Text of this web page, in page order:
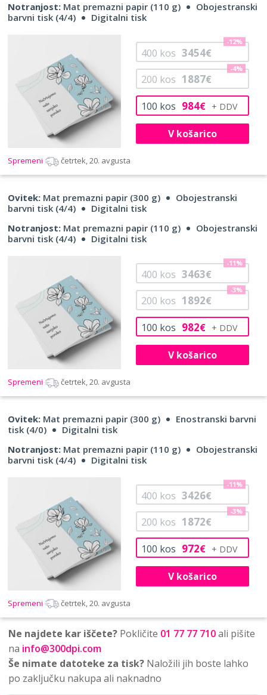
Notranjost: Mat premazni papir (110 g)
Obojestranski
barvni tisk (4/4)
Digitalni tisk
100 kos 984€
200 kos 1887€
-4%
400 kos 3454€
-12%
V košarico
Spremeni četrtek, 20. avgusta
Ovitek: Mat premazni papir (300 g)
Obojestranski
barvni tisk (4/4)
Digitalni tisk
Notranjost: Mat premazni papir (110 g)
Obojestranski
barvni tisk (4/4)
Digitalni tisk
100 kos 982€
200 kos 1892€
-3%
400 kos 3463€
-11%
V košarico
Spremeni četrtek, 20. avgusta
Ovitek: Mat premazni papir (300 g)
Enostranski barvni
tisk (4/0)
Digitalni tisk
Notranjost: Mat premazni papir (110 g)
Obojestranski
barvni tisk (4/4)
Digitalni tisk
100 kos 972€
200 kos 1872€
-3%
400 kos 3426€
-11%
V košarico
Spremeni četrtek, 20. avgusta
Ne najdete kar iščete? Pokličite 01 77 77 710ali pišite
na info@300dpi.com
Še nimate datoteke za tisk? Naložili jih boste lahko
po zaključku nakupa ali naknadno